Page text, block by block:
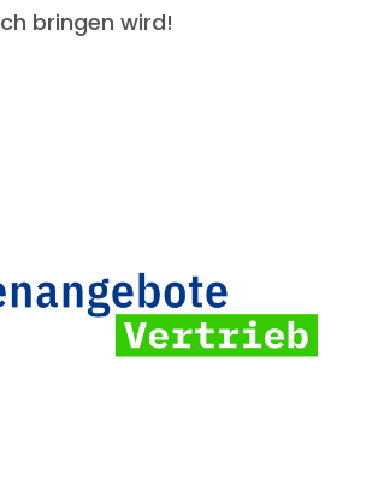
bringen wird!